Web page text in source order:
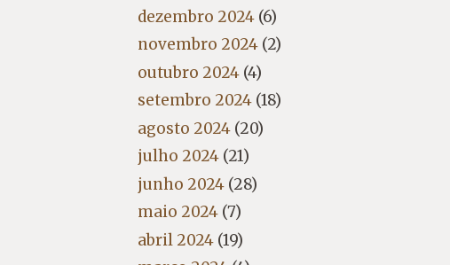
dezembro 2024(6)
novembro 2024(2)
outubro 2024(4)
setembro 2024(18)
agosto 2024(20)
julho 2024(21)
junho 2024(28)
maio 2024(7)
abril 2024(19)